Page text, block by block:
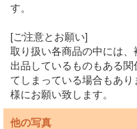
す。
[ご注意とお願い]
取り扱い各商品の中には
出品しているものもある
てしまっている場合もあ
様にお願い致します。
他の写真